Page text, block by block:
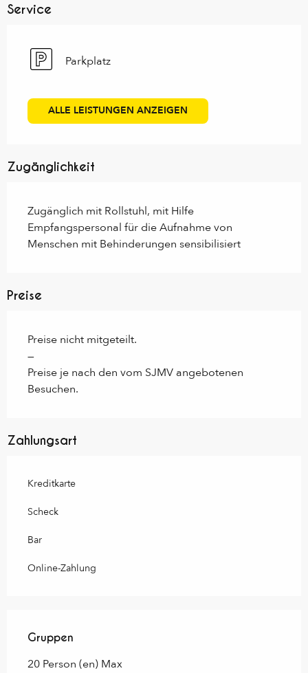
Service
Parkplatz
ALLE LEISTUNGEN ANZEIGEN
Zugänglichkeit
Zugänglich mit Rollstuhl, mit Hilfe
Empfangspersonal für die Aufnahme von
Menschen mit Behinderungen sensibilisiert
Preise
Preise nicht mitgeteilt.
—
Preise je nach den vom SJMV angebotenen
Besuchen.
Zahlungsart
Kreditkarte
Scheck
Bar
Online-Zahlung
Gruppen
Gruppen
20 Person (en) Max